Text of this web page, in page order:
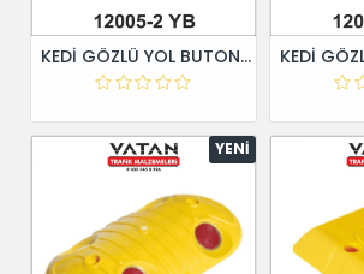
KEDİ GÖZLÜ YOL BUTONU 12005-2 YB
YENI